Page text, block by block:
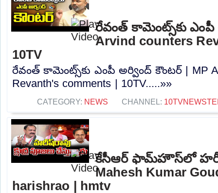
రేవంత్ కామెంట్స్‌కు ఎంపీ
Arvind counters
10TV
రేవంత్ కామెంట్స్‌కు ఎంపీ అర్వింద్ కౌంటర్ | MP
Revanth's comments | 10TV.....»»
CATEGORY: NEWS CHANNEL:
కేసీఆర్ ఫామ్‌హౌస్‌లో
Mahesh Kumar
harishrao | hmtv